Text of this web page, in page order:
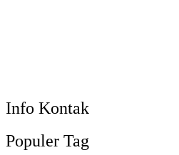
Info Kontak
Populer Tag